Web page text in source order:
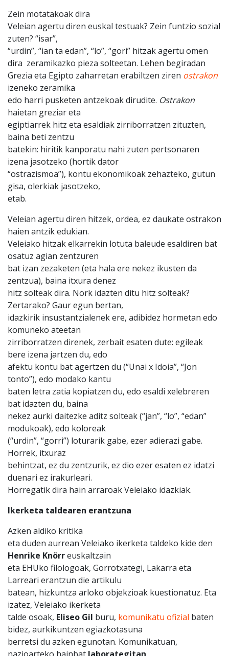
Zein motatakoak dira
Veleian agertu diren euskal testuak? Zein funtzio sozial
zuten? “isar”,
“urdin”, “ian ta edan”, “lo”, “gori” hitzak agertu omen
dira zeramikazko pieza solteetan. Lehen begiradan
Grezia eta Egipto zaharretan erabiltzen ziren ostrakon
izeneko zeramika
edo harri pusketen antzekoak dirudite. Ostrakon
haietan greziar eta
egiptiarrek hitz eta esaldiak zirriborratzen zituzten,
baina beti zentzu
batekin: hiritik kanporatu nahi zuten pertsonaren
izena jasotzeko (hortik dator
“ostrazismoa”), kontu ekonomikoak zehazteko, gutun
gisa, olerkiak jasotzeko,
etab.
Veleian agertu diren hitzek, ordea, ez daukate ostrakon
haien antzik edukian.
Veleiako hitzak elkarrekin lotuta baleude esaldiren bat
osatuz agian zentzuren
bat izan zezaketen (eta hala ere nekez ikusten da
zentzua), baina itxura denez
hitz solteak dira. Nork idazten ditu hitz solteak?
Zertarako? Gaur egun bertan,
idazkirik insustantzialenek ere, adibidez hormetan edo
komuneko ateetan
zirriborratzen direnek, zerbait esaten dute: egileak
bere izena jartzen du, edo
afektu kontu bat agertzen du (“Unai x Idoia”, “Jon
tonto”), edo modako kantu
baten letra zatia kopiatzen du, edo esaldi xelebreren
bat idazten du, baina
nekez aurki daitezke aditz solteak (“jan”, “lo”, “edan”
modukoak), edo koloreak
(“urdin”, “gorri”) loturarik gabe, ezer adierazi gabe.
Horrek, itxuraz
behintzat, ez du zentzurik, ez dio ezer esaten ez idatzi
duenari ez irakurleari.
Horregatik dira hain arraroak Veleiako idazkiak.
Ikerketa taldearen erantzuna
Azken aldiko kritika
eta duden aurrean Veleiako ikerketa taldeko kide den
Henrike Knörreuskaltzain
eta EHUko filologoak, Gorrotxategi, Lakarra eta
Larreari erantzun die artikulu
batean, hizkuntza arloko objekzioak kuestionatuz. Eta
izatez, Veleiako ikerketa
talde osoak, Eliseo Gil buru, komunikatu ofizial baten
bidez, aurkikuntzen egiazkotasuna
berretsi du azken egunotan. Komunikatuan,